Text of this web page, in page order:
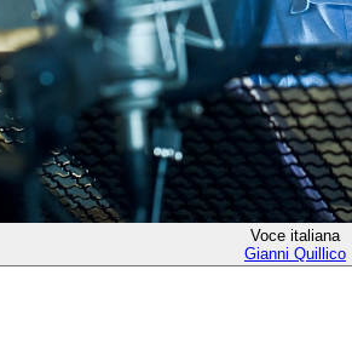
Voce italiana
Gianni Quillico